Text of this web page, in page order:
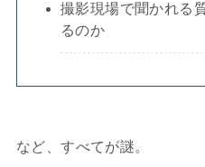
撮影現場で聞かれる
るのか
など、すべてが謎。